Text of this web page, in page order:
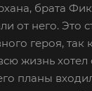
брата
от него. Это
героя, так
жизнь хотел
планы